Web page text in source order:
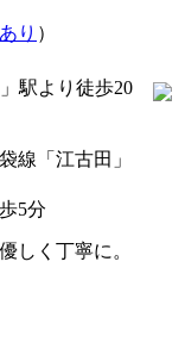
り ）
駅より徒歩20
線「江古田」
5分
しく丁寧に。